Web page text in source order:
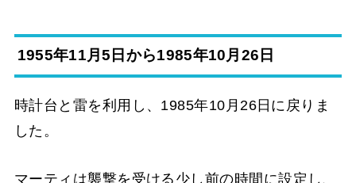
1955年11月5日から1985年10月26日
時計台と雷を利用し、1985年10月26日に戻りま
した。
マーティは襲撃を受ける少し前の時間に設定し、